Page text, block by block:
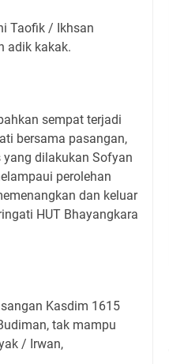
Taofik / Ikhsan
adik kakak.
sempat terjadi
bersama pasangan,
dilakukan Sofyan
perolehan
dan keluar
HUT Bhayangkara
Kasdim 1615
tak mampu
/ Irwan,